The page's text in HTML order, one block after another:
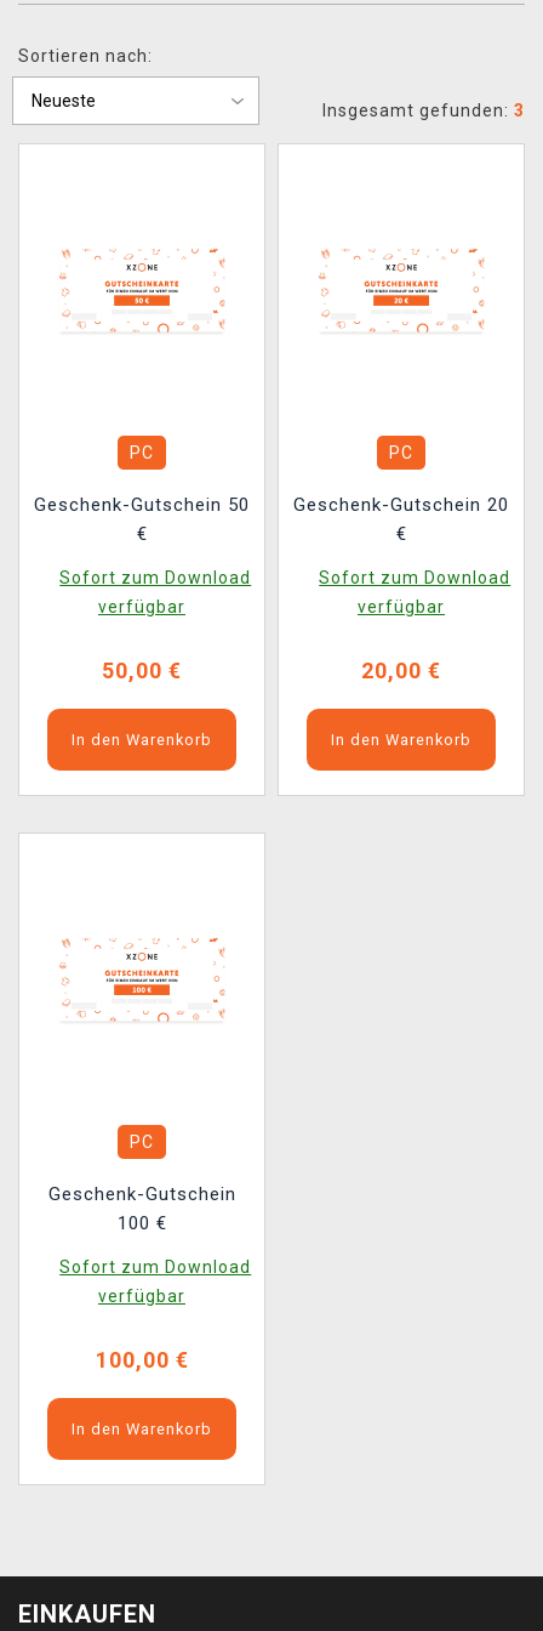
Sortieren nach:
Insgesamt gefunden: 3
PC
Geschenk-Gutschein 50
€
Sofort zum Download
verfügbar
50,00 €
In den Warenkorb
PC
Geschenk-Gutschein 20
€
Sofort zum Download
verfügbar
20,00 €
In den Warenkorb
PC
Geschenk-Gutschein
100 €
Sofort zum Download
verfügbar
100,00 €
In den Warenkorb
EINKAUFEN